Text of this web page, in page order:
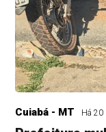
Cuiabá - MT Há 20